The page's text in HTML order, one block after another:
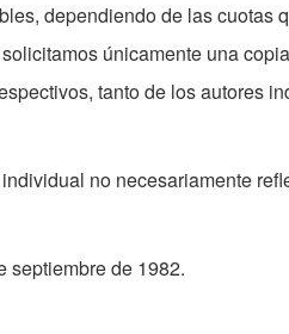
dependiendo de las cuotas
únicamente una
tanto de los autores
no necesariamente
septiembre de 1982.